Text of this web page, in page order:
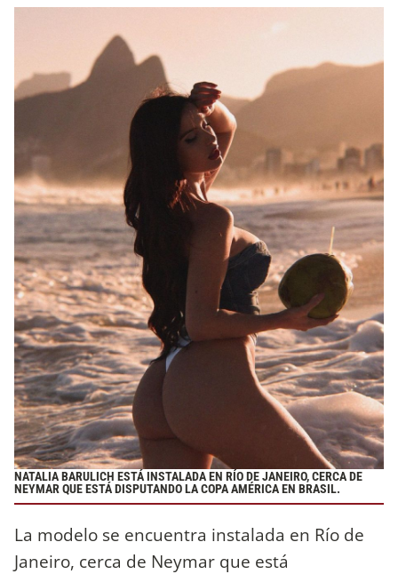
NATALIA BARULICH ESTÁ INSTALADA EN RÍO DE JANEIRO, CERCA DE
NEYMAR QUE ESTÁ DISPUTANDO LA COPA AMÉRICA EN BRASIL.
La modelo se encuentra instalada en Río de
Janeiro, cerca de Neymar que está